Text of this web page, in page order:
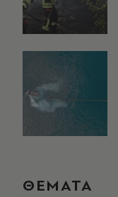
ΘΕΜΑΤΑ